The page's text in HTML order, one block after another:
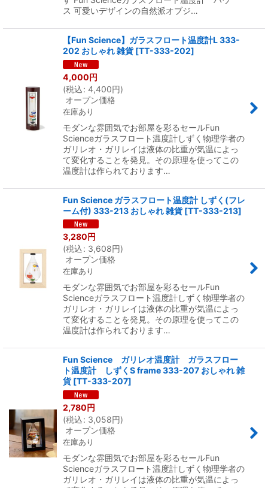
ス 可愛いデザインの自然派オブジ…
【Fun Science】ガラスフロート温度計L 333-
202 おしゃれ 雑貨 [TT-333-202]
4,000円
(税込: 4,400円)
オープン価格
在庫あり
モダンな雰囲気でお部屋を彩るセールFun
Scienceガラスフロート温度計しずく物理学者の
ガリレオ・ガリレイは液体の比重が気温によっ
て変化することを発見。その原理を使ってこの
温度計は作られております…
Fun Science ガラスフロート温度計 しずく(フレ
ーム付) 333-213 おしゃれ 雑貨 [TT-333-213]
3,280 円
(税込: 3,608円)
オープン価格
在庫あり
モダンな雰囲気でお部屋を彩るセールFun
Scienceガラスフロート温度計しずく物理学者の
ガリレオ・ガリレイは液体の比重が気温によっ
て変化することを発見。その原理を使ってこの
温度計は作られております…
Fun Science ガリレオ温度計 ガラスフロー
ト温度計 しずくS frame 333-207 おしゃれ 雑
貨 [TT-333-207]
2,780円
(税込: 3,058円)
オープン価格
在庫あり
モダンな雰囲気でお部屋を彩るセールFun
Scienceガラスフロート温度計しずく物理学者の
ガリレオ・ガリレイは液体の比重が気温によっ